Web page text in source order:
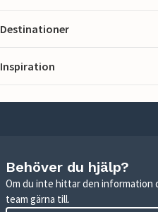
Destinationer
Inspiration
Behöver du hjälp?
Om du inte hittar den information
team gärna till.